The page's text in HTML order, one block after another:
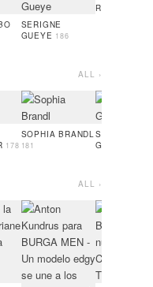
SERIGNE
GUEYE 186
RUFUS ROTH
ALL ›
178
SOPHIA BRANDL
181
SERIGNE
GUEYE
ALL ›